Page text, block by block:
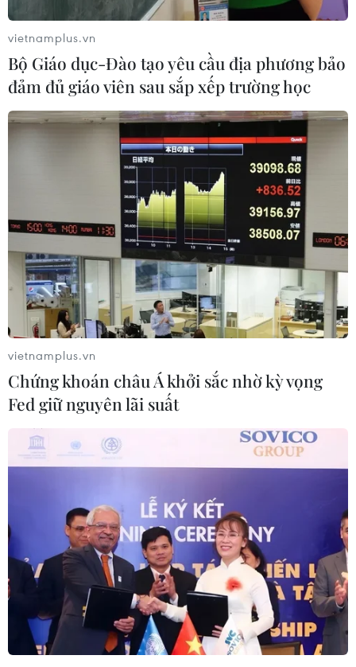
Theo dõi VietnamPlus
TIN LIÊN QUAN
Iran: Những bằng chứng khảo cổ hé lộ về
ngôi làng cổ 7.000 năm tuổi
Một số bằng chứng khảo cổ cho thấy một làng cổ thuộc
thiên niên kỷ thứ 5-6 trước Công nguyên đã tồn tại ngay
dưới trung tâm thành phố lịch sử thời trung đại
Beladshapur, thuộc Dehdasht ngày nay.
vietnamplus.vn
Bộ Giáo dục-Đào tạo yêu cầu địa phương bảo
đảm đủ giáo viên sau sắp xếp trường học
vietnamplus.vn
Chứng khoán châu Á khởi sắc nhờ kỳ vọng
Fed giữ nguyên lãi suất